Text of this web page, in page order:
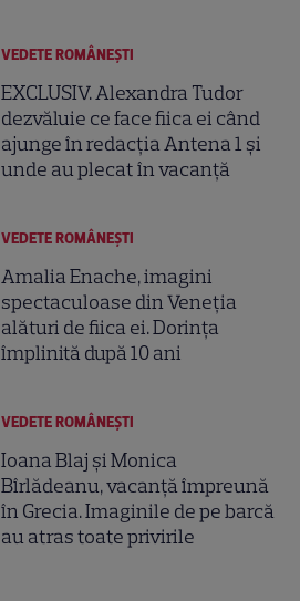
VEDETE ROMÂNEŞTI
EXCLUSIV. Alexandra Tudor
dezvăluie ce face fiica ei când
ajunge în redacția Antena 1 și
unde au plecat în vacanță
VEDETE ROMÂNEŞTI
Amalia Enache, imagini
spectaculoase din Veneția
alături de fiica ei. Dorința
împlinită după 10 ani
VEDETE ROMÂNEŞTI
Ioana Blaj și Monica
Bîrlădeanu, vacanță împreună
în Grecia. Imaginile de pe barcă
au atras toate privirile